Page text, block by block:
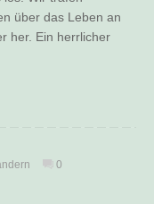
über das Leben an
her. Ein herrlicher
0